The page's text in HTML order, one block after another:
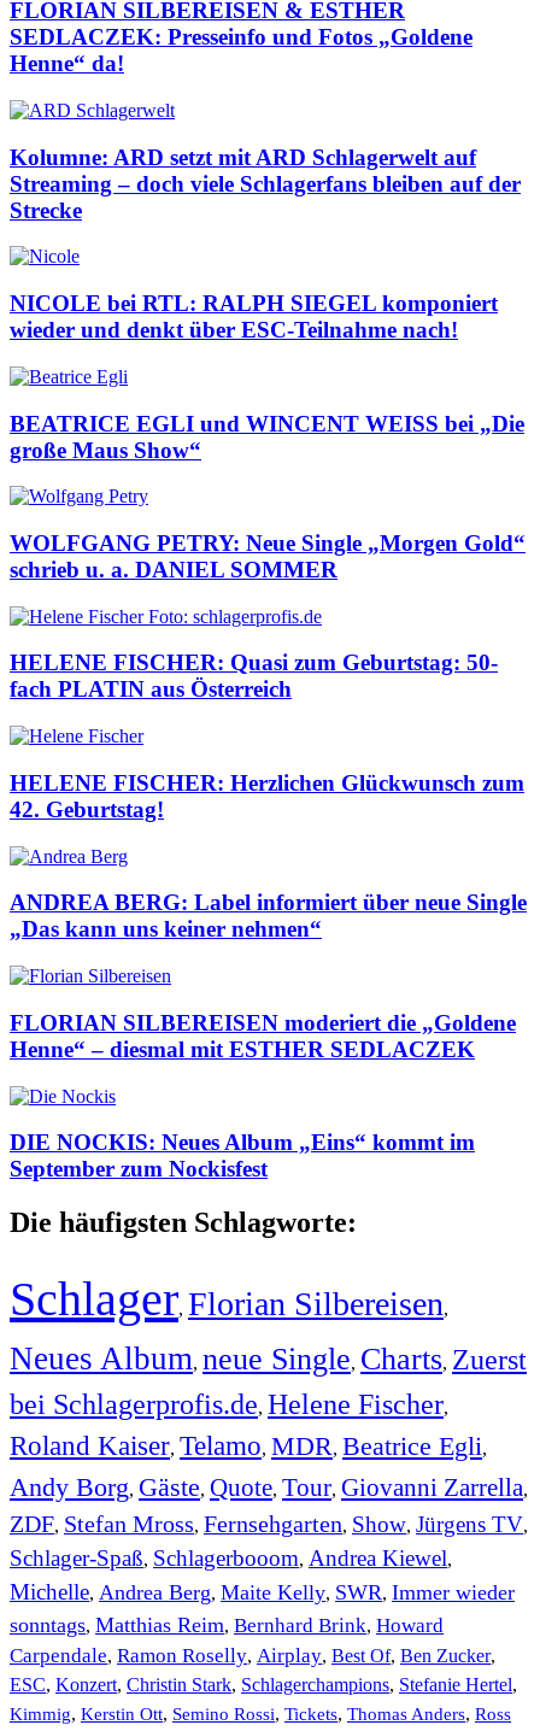
FLORIAN SILBEREISEN & ESTHER
SEDLACZEK: Presseinfo und Fotos „Goldene
Henne“ da!
Kolumne: ARD setzt mit ARD Schlagerwelt auf
Streaming – doch viele Schlagerfans bleiben auf der
Strecke
NICOLE bei RTL: RALPH SIEGEL komponiert
wieder und denkt über ESC-Teilnahme nach!
BEATRICE EGLI und WINCENT WEISS bei „Die
große Maus Show“
WOLFGANG PETRY: Neue Single „Morgen Gold“
schrieb u. a. DANIEL SOMMER
HELENE FISCHER: Quasi zum Geburtstag: 50-
fach PLATIN aus Österreich
HELENE FISCHER: Herzlichen Glückwunsch zum
42. Geburtstag!
ANDREA BERG: Label informiert über neue Single
„Das kann uns keiner nehmen“
FLORIAN SILBEREISEN moderiert die „Goldene
Henne“ – diesmal mit ESTHER SEDLACZEK
DIE NOCKIS: Neues Album „Eins“ kommt im
September zum Nockisfest
Die häufigsten Schlagworte:
Schlager, Florian Silbereisen,
Neues Album, neue Single, Charts, Zuerst
bei Schlagerprofis.de, Helene Fischer,
Roland Kaiser, Telamo, MDR, Beatrice Egli,
Andy Borg, Gäste, Quote, Tour, Giovanni Zarrella,
ZDF, Stefan Mross, Fernsehgarten, Show, Jürgens TV,
Schlager-Spaß, Schlagerbooom, Andrea Kiewel,
Michelle, Andrea Berg, Maite Kelly, SWR, Immer wieder
sonntags, Matthias Reim, Bernhard Brink, Howard
Carpendale, Ramon Roselly, Airplay, Best Of, Ben Zucker,
ESC, Konzert, Christin Stark, Schlagerchampions, Stefanie Hertel,
Kimmig, Kerstin Ott, Semino Rossi, Tickets, Thomas Anders, Ross